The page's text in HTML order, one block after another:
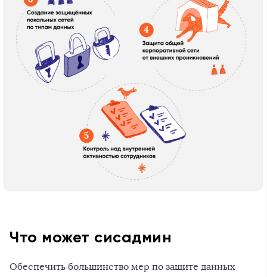
Что может сисадмин
Обеспечить большинство мер по защите данных